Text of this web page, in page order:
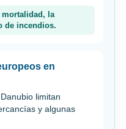
mortalidad, la
de incendios.
en
limitan
y algunas